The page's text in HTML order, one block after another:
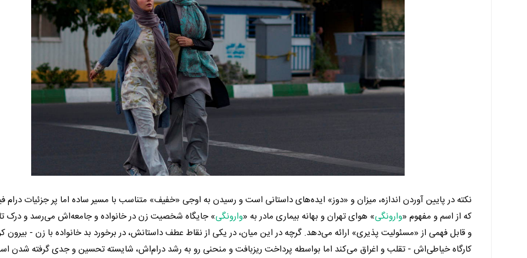
نکته در پایین آوردن اندازه، میزان و «دوز» ایده‌های داستانی است و رسیدن به اوجی «خفیف» متناسب با مسیر ساده اما پر جزئیات درام
که از اسم و مفهوم «وارونگی» هوای تهران و بهانه بیماری مادر به «وارونگی» جایگاه شخصیت زن در خانواده و جامعه‌اش می‌رسد و درک
و قابل فهمی از «مسئولیت پذیری» ارائه می‌دهد. گرچه در این میان، در یکی از نقاط عطف داستانش، در برخورد بد خانواده با زن - بیرون
کارگاه خیاطی‌اش - تقلب و اغراق می‌کند اما بواسطه پرداخت ریزبافت و منحنی رو به رشد درام‌اش، شایسته تحسین و جدی گرفته شدن